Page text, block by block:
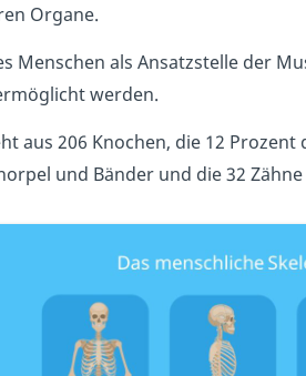
Organe.
Menschen als Ansatzstelle der
werden.
aus 206 Knochen, die 12
und Bänder und die 32